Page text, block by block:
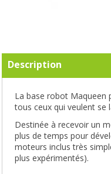
Description
La base robot Maqueen
tous ceux qui veulent se
Destinée à recevoir un
plus de temps pour
moteurs inclus très
plus expérimentés).